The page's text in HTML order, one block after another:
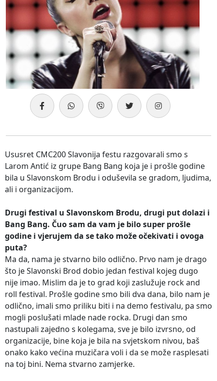
Ususret CMC200 Slavonija festu razgovarali smo s
Larom Antić iz grupe Bang Bang koja je i prošle godine
bila u Slavonskom Brodu i oduševila se gradom, ljudima,
ali i organizacijom.
Drugi festival u Slavonskom Brodu, drugi put dolazi i
Bang Bang. Čuo sam da vam je bilo super prošle
godine i vjerujem da se tako može očekivati i ovoga
puta?
Ma da, nama je stvarno bilo odlično. Prvo nam je drago
što je Slavonski Brod dobio jedan festival kojeg dugo
nije imao. Mislim da je to grad koji zaslužuje rock and
roll festival. Prošle godine smo bili dva dana, bilo nam je
odlično, imali smo priliku biti i na demo festivalu, pa smo
mogli poslušati mlade nade rocka. Drugi dan smo
nastupali zajedno s kolegama, sve je bilo izvrsno, od
organizacije, bine koja je bila na svjetskom nivou, baš
onako kako većina muzičara voli i da se može rasplesati
na toj bini. Nema stvarno zamjerke.